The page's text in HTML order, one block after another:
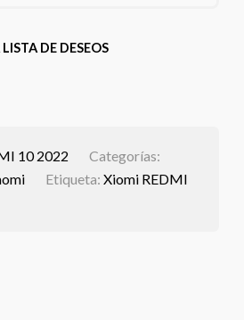
DE DESEOS
10 2022
Categorías:
Etiqueta:Xiomi REDMI